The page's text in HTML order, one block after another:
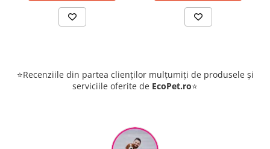
⭐Recenziile din partea clienților mulțumiți de produsele și
serviciile oferite de EcoPet.ro⭐